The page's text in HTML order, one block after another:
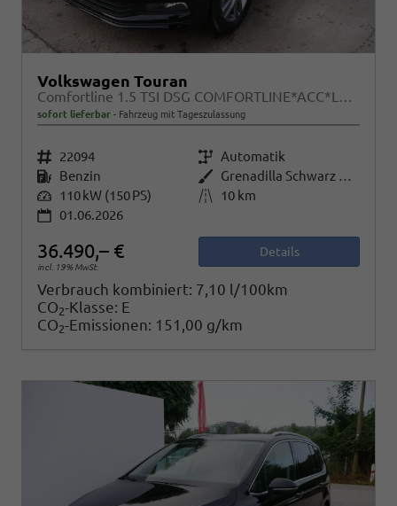
Volkswagen Touran
Comfortline 1.5 TSI DSG COMFORTLINE*ACC*LED*PDC*KAMERA*NAVI*SHZ* 7-SITZER 17-ZOLL
sofort lieferbar Fahrzeug mit Tageszulassung
Fahrzeugnr. 22094 Getriebe Automatik
Kraftstoff Benzin Außenfarbe
Grenadilla Schwarz Metallic
Leistung 110 kW (150 PS) Kilometerstand
10 km
01.06.2026
36.490,– €
incl. 19% MwSt.
Details
Verbrauch kombiniert: 7,10 l/100km
CO2-Klasse: E
CO2-Emissionen: 151,00 g/km